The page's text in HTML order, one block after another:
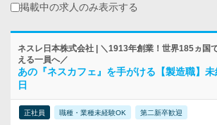
掲載中の求人のみ表示する
ネスレ日本株式会社 | ＼1913年創業！世界185ヵ国
える一員へ／
あの『ネスカフェ』を手がける【製造職】
日
正社員 職種・業種未経験OK 第二新卒歓迎